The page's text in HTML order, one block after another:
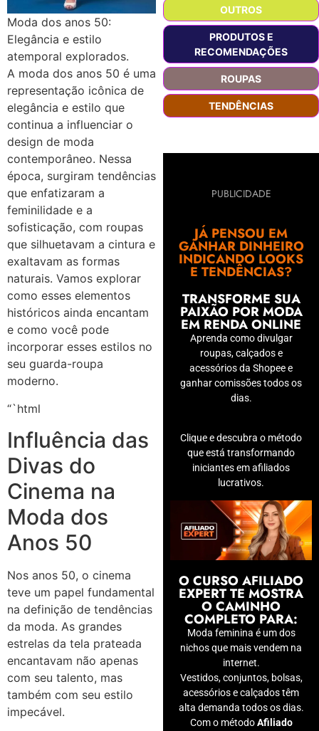
Moda dos anos 50:
Elegância e estilo
atemporal explorados.
A moda dos anos 50 é uma
representação icônica de
elegância e estilo que
continua a influenciar o
design de moda
contemporâneo. Nessa
época, surgiram tendências
que enfatizaram a
feminilidade e a
sofisticação, com roupas
que silhuetavam a cintura e
exaltavam as formas
naturais. Vamos explorar
como esses elementos
históricos ainda encantam
e como você pode
incorporar esses estilos no
seu guarda-roupa
moderno.
“`html
Influência das
Divas do
Cinema na
Moda dos
Anos 50
Nos anos 50, o cinema
teve um papel fundamental
na definição de tendências
da moda. As grandes
estrelas da tela prateada
encantavam não apenas
com seu talento, mas
também com seu estilo
impecável.
OUTROS
PRODUTOS E
RECOMENDAÇÕES
ROUPAS
TENDÊNCIAS
PUBLICIDADE
JÁ PENSOU EM
GANHAR DINHEIRO
INDICANDO LOOKS
E TENDÊNCIAS?
TRANSFORME SUA
PAIXÃO POR MODA
EM RENDA ONLINE
Aprenda como divulgar
roupas, calçados e
acessórios da Shopee e
ganhar comissões todos os
dias.
Clique e descubra o método
que está transformando
iniciantes em afiliados
lucrativos.
O CURSO AFILIADO
EXPERT TE MOSTRA
O CAMINHO
COMPLETO PARA:
Moda feminina é um dos
nichos que mais vendem na
internet.
Vestidos, conjuntos, bolsas,
acessórios e calçados têm
alta demanda todos os dias.
Com o métodoAfiliado